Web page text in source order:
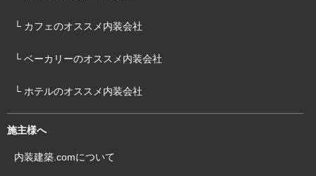
└ カフェのオススメ内装会社
└ ベーカリーのオススメ内装会社
└ ホテルのオススメ内装会社
施主様へ
内装建築.comについて